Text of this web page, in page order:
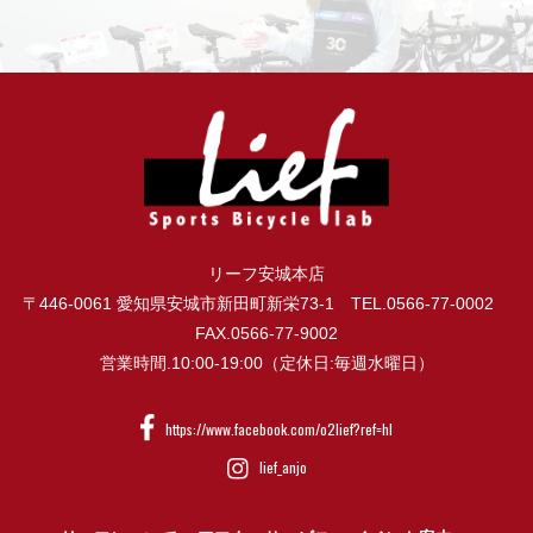
リーフ安城本店
〒446-0061 愛知県安城市新田町新栄73-1 TEL.0566-77-0002
FAX.0566-77-9002
営業時間.10:00-19:00（定休日:毎週水曜日）
https://www.facebook.com/o2lief?ref=hl
lief_anjo